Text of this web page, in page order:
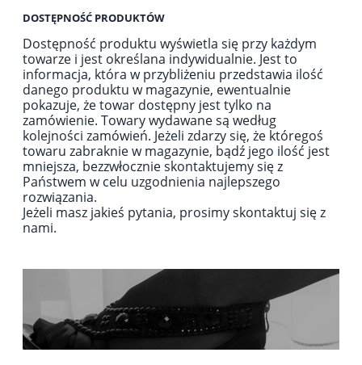
DOSTĘPNOŚĆ PRODUKTÓW
Dostępność produktu wyświetla się przy każdym
towarze i jest określana indywidualnie. Jest to
informacja, która w przybliżeniu przedstawia ilość
danego produktu w magazynie, ewentualnie
pokazuje, że towar dostępny jest tylko na
zamówienie. Towary wydawane są według
kolejności zamówień. Jeżeli zdarzy się, że któregoś
towaru zabraknie w magazynie, bądź jego ilość jest
mniejsza, bezzwłocznie skontaktujemy się z
Państwem w celu uzgodnienia najlepszego
rozwiązania.
Jeżeli masz jakieś pytania, prosimy skontaktuj się z
nami.